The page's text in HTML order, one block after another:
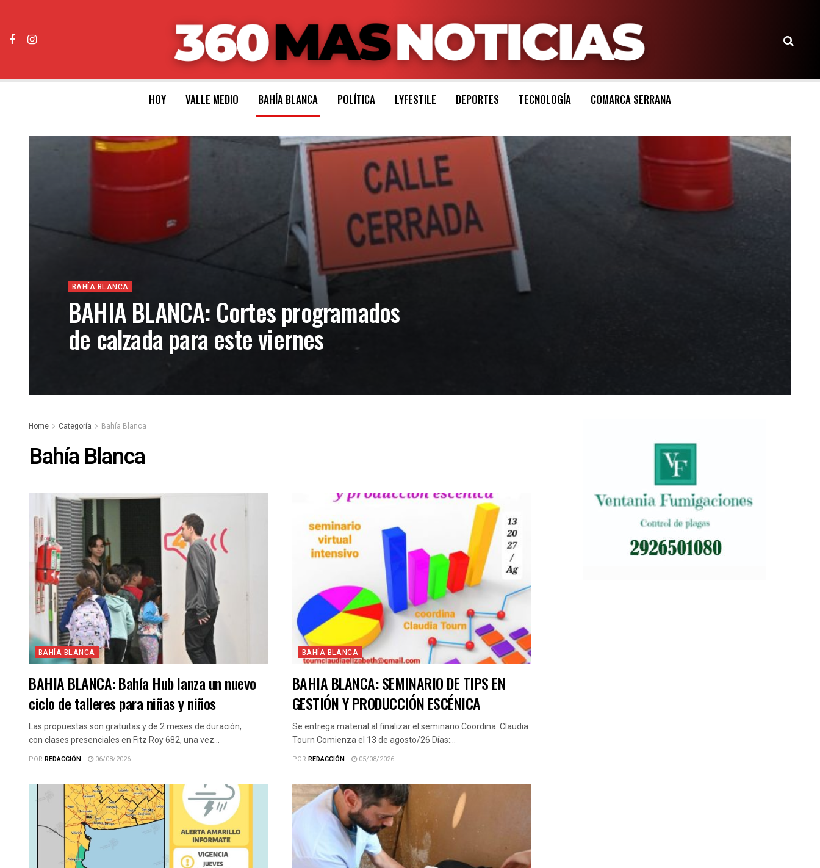
HOY VALLE MEDIO BAHÍA BLANCA POLÍTICA LYFESTILE DEPORTES TECNOLOGÍA COMARCA SERRANA
BAHÍA BLANCA
BAHIA BLANCA: Cortes programados
de calzada para este viernes
Home Categoría Bahía Blanca
Bahía Blanca
BAHÍA BLANCA
BAHIA BLANCA: Bahía Hub lanza un nuevo
ciclo de talleres para niñas y niños
Las propuestas son gratuitas y de 2 meses de duración,
con clases presenciales en Fitz Roy 682, una vez...
POR REDACCIÓN 06/08/2026
BAHÍA BLANCA
BAHIA BLANCA: SEMINARIO DE TIPS EN
GESTIÓN Y PRODUCCIÓN ESCÉNICA
Se entrega material al finalizar el seminario Coordina: Claudia
Tourn Comienza el 13 de agosto/26 Días:...
POR REDACCIÓN 05/08/2026